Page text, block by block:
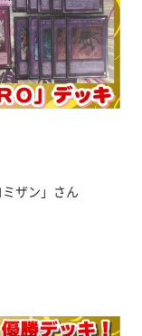
ザン」さん